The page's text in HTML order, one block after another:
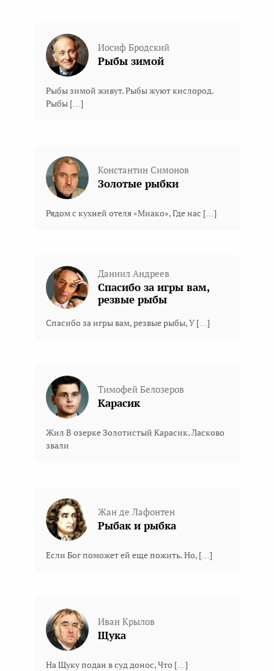
Иосиф Бродский
Рыбы зимой
Рыбы зимой живут. Рыбы жуют кислород.
Рыбы […]
Константин Симонов
Золотые рыбки
Рядом с кухней отеля «Миако», Где нас […]
Даниил Андреев
Спасибо за игры вам,
резвые рыбы
Спасибо за игры вам, резвые рыбы, У […]
Тимофей Белозеров
Карасик
Жил В озерке Золотистый Kарасик. Ласково
звали
Жан де Лафонтен
Рыбак и рыбка
Если Бог поможет ей еще пожить. Но, […]
Иван Крылов
Щука
На Щуку подан в суд донос, Что […]